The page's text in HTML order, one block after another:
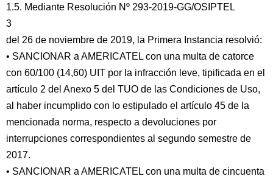
1.5. Mediante Resolución Nº 293-2019-GG/OSIPTEL
3
del 26 de noviembre de 2019, la Primera Instancia resolvió:
• SANCIONAR a AMERICATEL con una multa de catorce
con 60/100 (14,60) UIT por la infracción leve, tipificada en el
artículo 2 del Anexo 5 del TUO de las Condiciones de Uso,
al haber incumplido con lo estipulado el artículo 45 de la
mencionada norma, respecto a devoluciones por
interrupciones correspondientes al segundo semestre de
2017.
• SANCIONAR a AMERICATEL con una multa de cincuenta